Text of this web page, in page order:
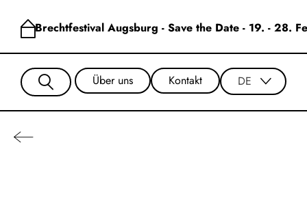
Brechtfestival Augsburg - Save the Date - 19. - 28.
Über uns Kontakt DE